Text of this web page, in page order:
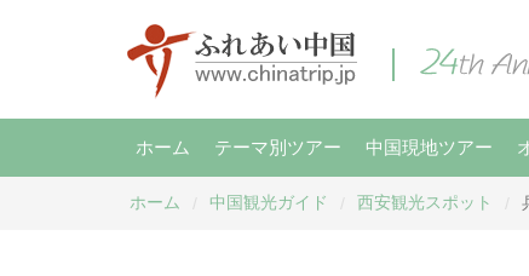
ホーム テーマ別ツアー 中国現地ツアー
ホーム 中国観光ガイド 西安観光スポット